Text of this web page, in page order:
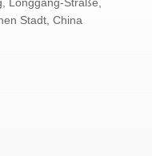
Longgang-Straße,
Stadt, China